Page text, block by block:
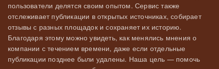
пользователи делятся своим опытом. Сервис также
отслеживает публикации в открытых источниках, собирает
отзывы с разных площадок и сохраняет их историю.
Благодаря этому можно увидеть, как менялись мнения о
компании с течением времени, даже если отдельные
публикации позднее были удалены. Наша цель — помочь